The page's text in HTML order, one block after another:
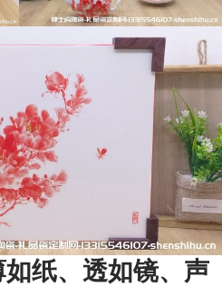
纸、透如镜、声